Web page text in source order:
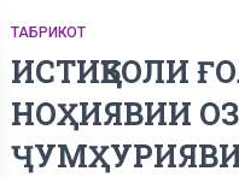
ТАБРИКОТ
ИСТИҚБОЛИ
НОҲИЯВИИ